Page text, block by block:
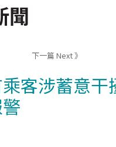
聞
下一篇 Next 》
客涉蓄意干